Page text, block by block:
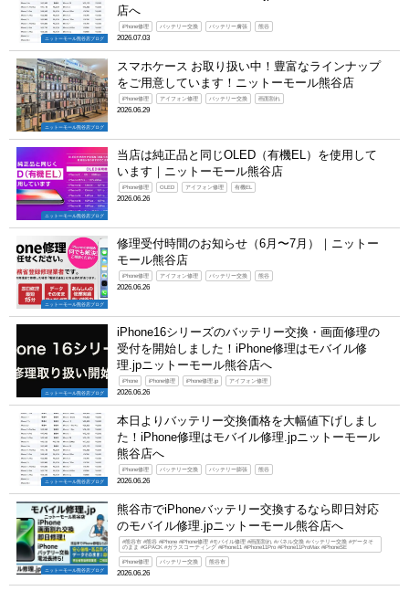
ニットーモール熊谷店ブログ
店へ
iPhone修理 バッテリー交換 バッテリー膚張 熊谷
2026.07.03
ニットーモール熊谷店ブログ
スマホケース お取り扱い中！豊富なラインナップ
をご用意しています！ニットーモール熊谷店
iPhone修理 アイフォン修理 バッテリー交換 画面割れ
2026.06.29
ニットーモール熊谷店ブログ
当店は純正品と同じOLED（有機EL）を使用して
います｜ニットーモール熊谷店
iPhone修理 OLED アイフォン修理 有機EL
2026.06.26
ニットーモール熊谷店ブログ
修理受付時間のお知らせ（6月〜7月）｜ニットー
モール熊谷店
iPhone修理 アイフォン修理 バッテリー交換 熊谷
2026.06.26
ニットーモール熊谷店ブログ
iPhone16シリーズのバッテリー交換・画面修理の
受付を開始しました！iPhone修理はモバイル修
理.jpニットーモール熊谷店へ
iPhone iPhone修理 iPhone修理.jp アイフォン修理
2026.06.26
ニットーモール熊谷店ブログ
本日よりバッテリー交換価格を大幅値下げしまし
た！iPhone修理はモバイル修理.jpニットーモール
熊谷店へ
iPhone修理 バッテリー交換 バッテリー膨張 熊谷
2026.06.26
ニットーモール熊谷店ブログ
熊谷市でiPhoneバッテリー交換するなら即日対応
のモバイル修理.jpニットーモール熊谷店へ
#熊谷市 #熊谷 #iPhone #iPhone修理 #モバイル修理 #画面割れ #パネル交換 #バッテリー交換 #データそ
のまま #GPACK #ガラスコーティング #iPhone11 #iPhone11Pro #iPhone11ProMax #iPhoneSE
iPhone修理 バッテリー交換 熊谷市
2026.06.26